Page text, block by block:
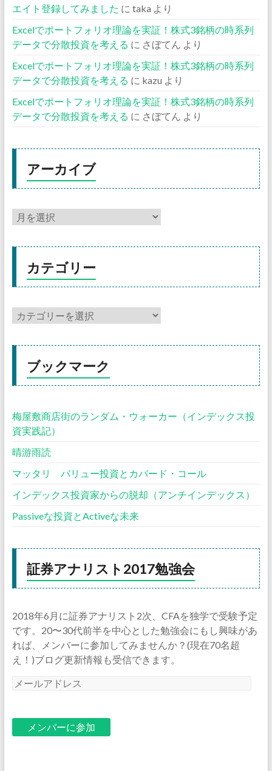
エイト登録してみました に taka より
Excelでポートフォリオ理論を実証！株式3銘柄の時系列
データで分散投資を考える に さぼてん より
Excelでポートフォリオ理論を実証！株式3銘柄の時系列
データで分散投資を考える に kazu より
Excelでポートフォリオ理論を実証！株式3銘柄の時系列
データで分散投資を考える に さぼてん より
アーカイブ
カテゴリー
ブックマーク
梅屋敷商店街のランダム・ウォーカー（インデックス投
資実践記）
晴游雨読
マッタリ バリュー投資とカバード・コール
インデックス投資家からの脱却（アンチインデックス）
Passiveな投資とActiveな未来
証券アナリスト2017勉強会
2018年6月に証券アナリスト2次、CFAを独学で受験予定
です。20〜30代前半を中心とした勉強会にもし興味があ
れば、メンバーに参加してみませんか？(現在70名超
え！)ブログ更新情報も受信できます。
メ